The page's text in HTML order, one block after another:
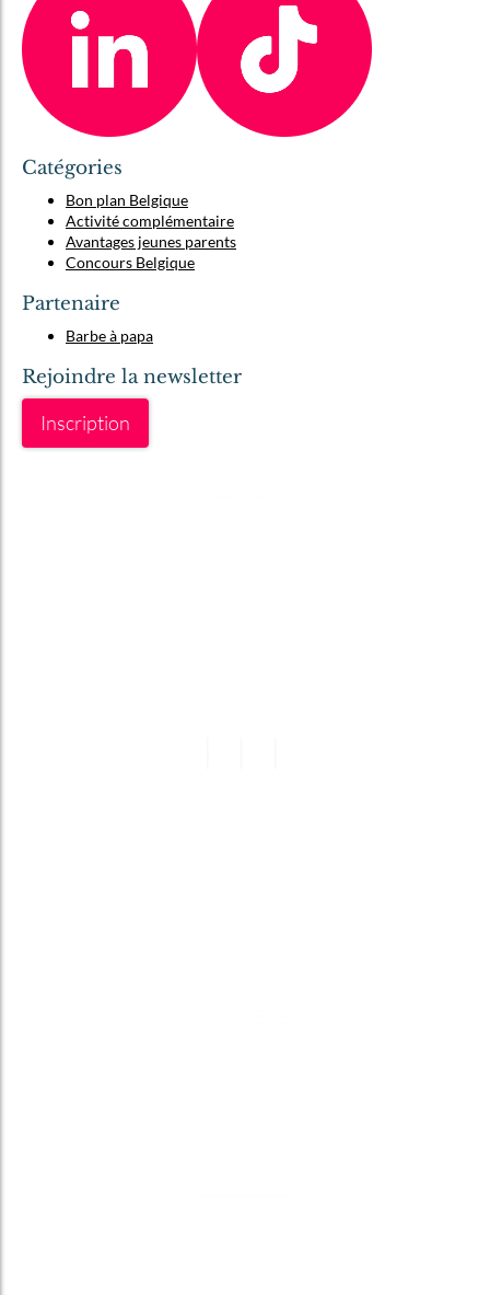
Catégories
Bon plan Belgique
Activité complémentaire
Avantages jeunes parents
Concours Belgique
Partenaire
Barbe à papa
Rejoindre la newsletter
Inscription